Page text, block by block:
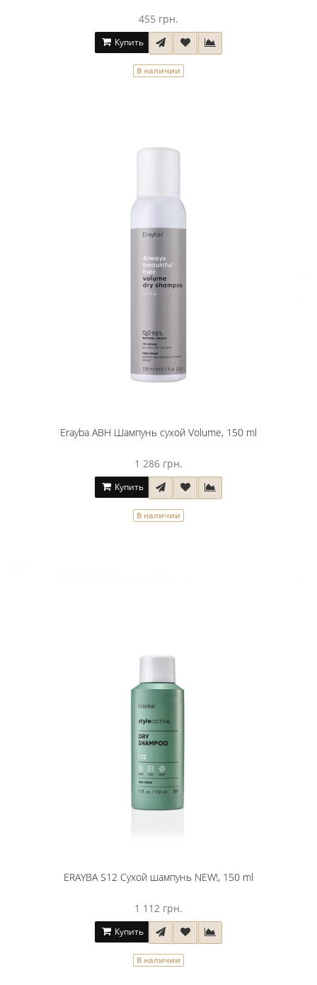
455 грн.
Купить
В наличии
Erayba ABH Шампунь сухой Volume, 150 ml
1 286 грн.
Купить
В наличии
ERAYBA S12 Сухой шампунь NEW!, 150 ml
1 112 грн.
Купить
В наличии